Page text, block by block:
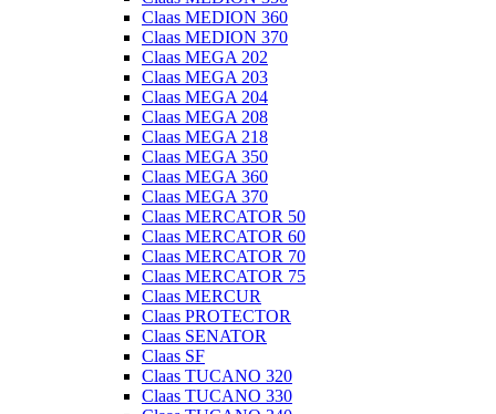
Claas MEDION 360
Claas MEDION 370
Claas MEGA 202
Claas MEGA 203
Claas MEGA 204
Claas MEGA 208
Claas MEGA 218
Claas MEGA 350
Claas MEGA 360
Claas MEGA 370
Claas MERCATOR 50
Claas MERCATOR 60
Claas MERCATOR 70
Claas MERCATOR 75
Claas MERCUR
Claas PROTECTOR
Claas SENATOR
Claas SF
Claas TUCANO 320
Claas TUCANO 330